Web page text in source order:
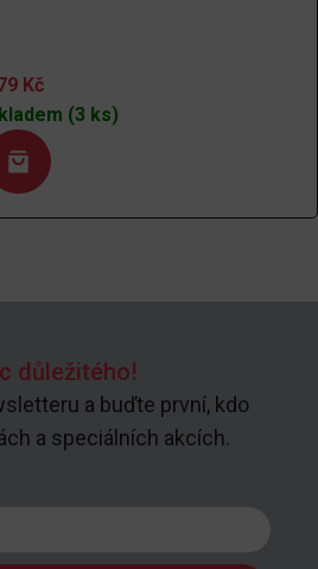
Kč
(3 ks)
důležitého!
a buďte první, kdo
a speciálních akcích.